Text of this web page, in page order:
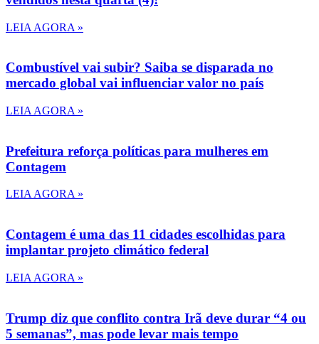
LEIA AGORA »
Combustível vai subir? Saiba se disparada no
mercado global vai influenciar valor no país
LEIA AGORA »
Prefeitura reforça políticas para mulheres em
Contagem
LEIA AGORA »
Contagem é uma das 11 cidades escolhidas para
implantar projeto climático federal
LEIA AGORA »
Trump diz que conflito contra Irã deve durar “4 ou
5 semanas”, mas pode levar mais tempo